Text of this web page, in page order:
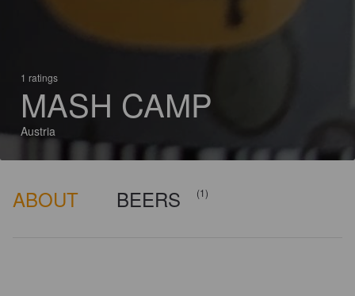
1 ratings
MASH CAMP
Austria
ABOUT BEERS (1)